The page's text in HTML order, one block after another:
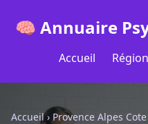
🧠 Annuaire
Accueil
Accueil› Provence Alpes